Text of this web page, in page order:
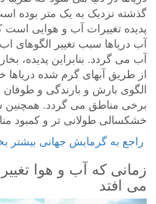
گذشته نزدیک به یک متر بوده
پدیده تغییرات آب و هوایی است
آب دریاها سبب تغییر الگوهای
آب می گردد. بنابراین پدیده،
از طریق آبهای گرم شده دریاها
الگوی بارش و بارندگی و
برخی مناطق می گردد. همچنین
خشکسالی طولانی تر و کمبود
زمانی که آب و هوا
می افتد